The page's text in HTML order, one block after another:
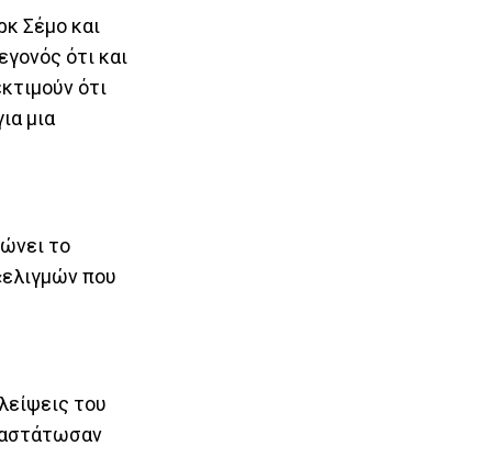
Σέμο και
ότι και
ότι
μια
το
που
του